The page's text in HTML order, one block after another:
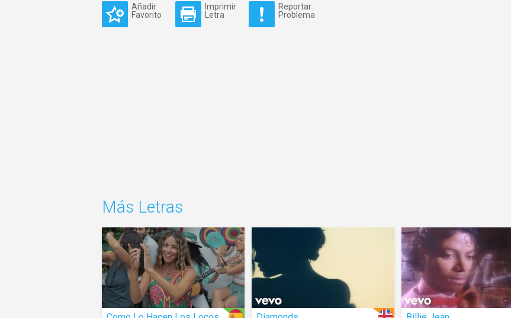
Añadir
Favorito
Imprimir
Letra
Reportar
Problema
Más Letras